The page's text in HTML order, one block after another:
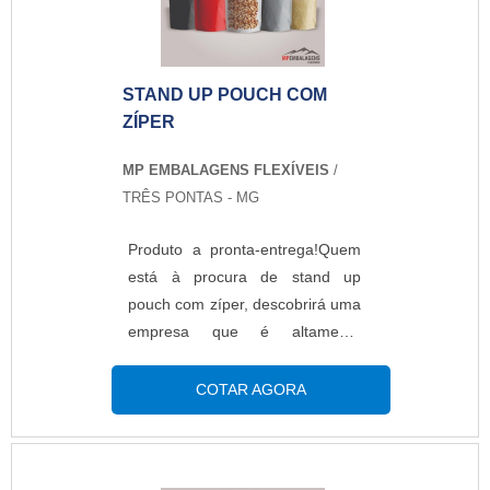
soluções para embalagens
plásticas.MAIS DETALHES
PERSONALIZADOA MP
Embalagens Flexíveis foca sua
Embalagens Flexíveis se mostra
STAND UP POUCH COM
ZÍPER
MP EMBALAGENS FLEXÍVEIS /
TRÊS PONTAS - MG
Produto a pronta-entrega!Quem
está à procura de stand up
pouch com zíper, descobrirá uma
empresa que é altamente
orçamento detalhado na melhor
companhia do segmento e
encontrando sofisticação e preço
COTAR AGORA